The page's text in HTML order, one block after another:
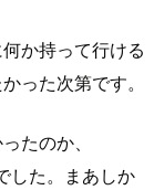
か持って行ける
った次第です。
たのか、
した。まあしか